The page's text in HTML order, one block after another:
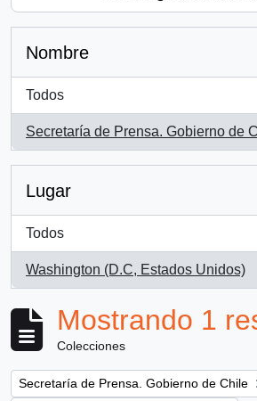
Nombre
Todos
Secretaría de Prensa. Gobierno de
, 1 resultados
Lugar
Todos
Washington (D.C, Estados Unidos)
, 1 resultados
Mostrando 1
Colecciones
Remove filter:
Secretaría de Prensa. Gobierno de Chile